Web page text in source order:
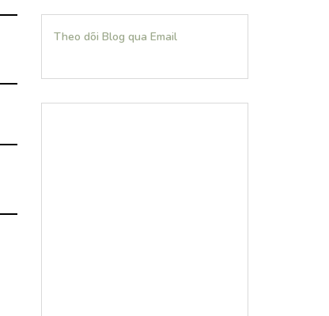
Theo dõi Blog qua Email